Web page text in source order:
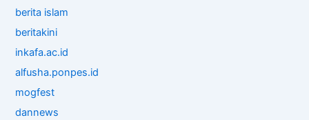
berita islam
beritakini
inkafa.ac.id
alfusha.ponpes.id
mogfest
dannews